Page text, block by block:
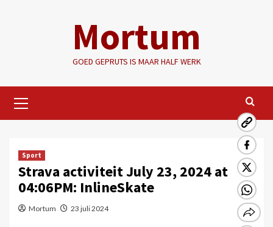
Mortum
GOED GEPRUTS IS MAAR HALF WERK
menu
Sport
Strava activiteit July 23, 2024 at
04:06PM: InlineSkate
Mortum 23 juli 2024